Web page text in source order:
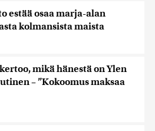
heidän palvelujaan. Tietoja
estää osaa marja-alan
kolmansista maista
mikä hänestä on Ylen
– ”Kokoomus maksaa